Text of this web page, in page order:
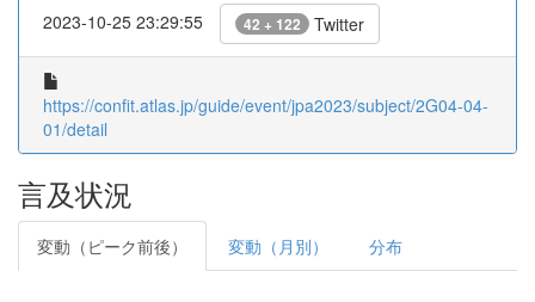
2023-10-25 23:29:55 42 + 122 Twitter
https://confit.atlas.jp/guide/event/jpa2023/subject/2G04-04-
01/detail
言及状況
変動（ピーク前後） 変動（月別） 分布